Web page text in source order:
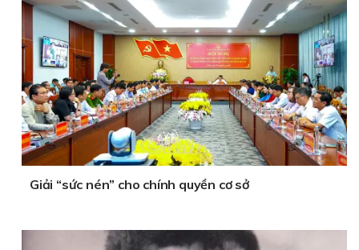
Giải “sức nén” cho chính quyền cơ sở